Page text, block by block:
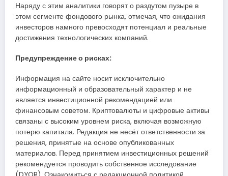
Наряду с этим аналитики говорят о раздутом пузыре в
этом сегменте фондового рынка, отмечая, что ожидания
инвесторов намного превосходят потенциал и реальные
достижения технологических компаний.
Предупреждение о рисках:
Информация на сайте носит исключительно
информационный и образовательный характер и не
является инвестиционной рекомендацией или
финансовым советом. Криптовалюты и цифровые активы
связаны с высоким уровнем риска, включая возможную
потерю капитала. Редакция не несёт ответственности за
решения, принятые на основе опубликованных
материалов. Перед принятием инвестиционных решений
рекомендуется проводить собственное исследование